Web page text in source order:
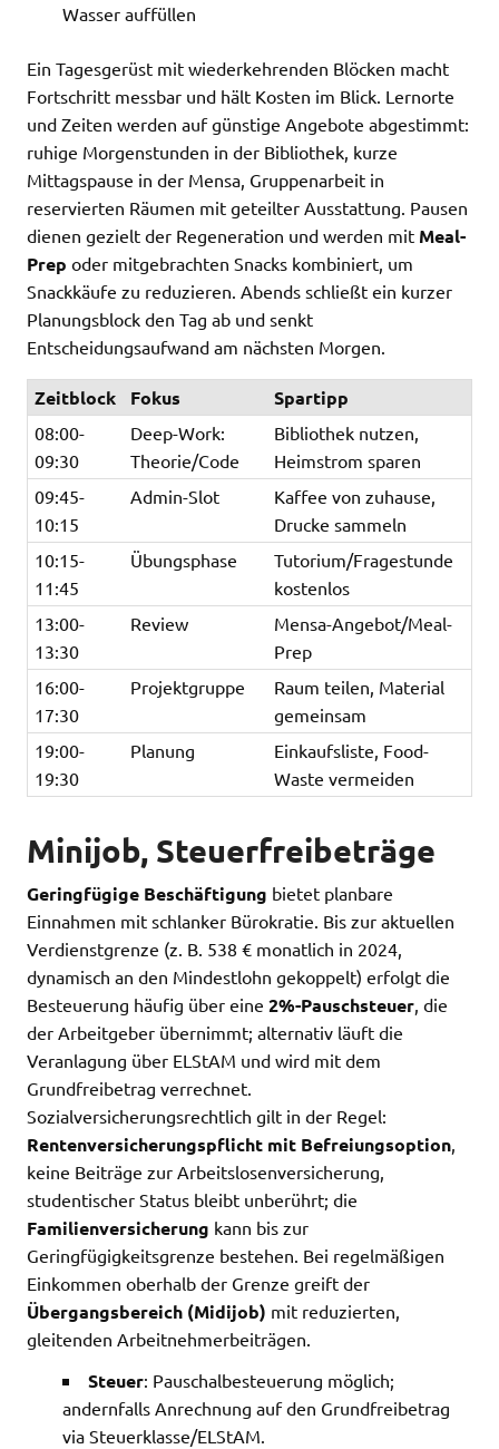
Wasser auffüllen
Ein Tagesgerüst mit wiederkehrenden Blöcken macht
Fortschritt messbar und hält Kosten im Blick. Lernorte
und Zeiten werden auf günstige Angebote abgestimmt:
ruhige Morgenstunden in der Bibliothek, kurze
Mittagspause in der Mensa, Gruppenarbeit in
reservierten Räumen mit geteilter Ausstattung. Pausen
dienen gezielt der Regeneration und werden mit Meal-
Prep oder mitgebrachten Snacks kombiniert, um
Snackkäufe zu reduzieren. Abends schließt ein kurzer
Planungsblock den Tag ab und senkt
Entscheidungsaufwand am nächsten Morgen.
Zeitblock Fokus Spartipp
08:00-
09:30
Deep-Work:
Theorie/Code
Bibliothek nutzen,
Heimstrom sparen
09:45-
10:15
Admin-Slot
Kaffee von zuhause,
Drucke sammeln
10:15-
11:45
Übungsphase
Tutorium/Fragestunde
kostenlos
13:00-
13:30
Review
Mensa-Angebot/Meal-
Prep
16:00-
17:30
Projektgruppe
Raum teilen, Material
gemeinsam
19:00-
19:30
Planung
Einkaufsliste, Food-
Waste vermeiden
Minijob, Steuerfreibeträge
Geringfügige Beschäftigung bietet planbare
Einnahmen mit schlanker Bürokratie. Bis zur aktuellen
Verdienstgrenze (z. B. 538 € monatlich in 2024,
dynamisch an den Mindestlohn gekoppelt) erfolgt die
Besteuerung häufig über eine 2%-Pauschsteuer, die
der Arbeitgeber übernimmt; alternativ läuft die
Veranlagung über ELStAM und wird mit dem
Grundfreibetrag verrechnet.
Sozialversicherungsrechtlich gilt in der Regel:
Rentenversicherungspflicht mit Befreiungsoption,
keine Beiträge zur Arbeitslosenversicherung,
studentischer Status bleibt unberührt; die
Familienversicherung kann bis zur
Geringfügigkeitsgrenze bestehen. Bei regelmäßigen
Einkommen oberhalb der Grenze greift der
Übergangsbereich (Midijob) mit reduzierten,
gleitenden Arbeitnehmerbeiträgen.
Steuer: Pauschalbesteuerung möglich;
andernfalls Anrechnung auf den Grundfreibetrag
via Steuerklasse/ELStAM.